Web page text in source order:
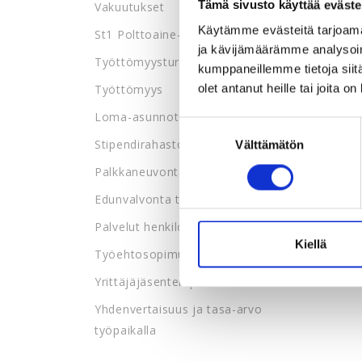
Tämä sivusto käyttää
Käytämme evästeitä
ja kävijämäärämme
kumppaneillemme tietoja
olet antanut heille tai joita
valinta
Välttämätön
Kiellä
Vakuutukset
St1 Polttoaine-edut
Työttömyysturva
Työttömyys
Loma-asunnot
Stipendirahasto
Palkkaneuvonta
Edunvalvonta työpaikalla
Palvelut henkilöstöedustajille
Työehtosopimukset
Yrittäjäjäsenten palvelut
Yhdenvertaisuus ja tasa-arvo
työpaikalla